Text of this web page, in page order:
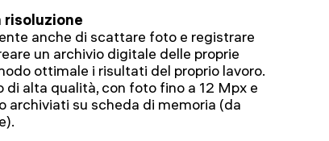
risoluzione
anche di scattare foto e registrare
un archivio digitale delle proprie
ottimale i risultati del proprio lavoro.
di alta qualità, con foto fino a 12 Mpx e
archiviati su scheda di memoria (da